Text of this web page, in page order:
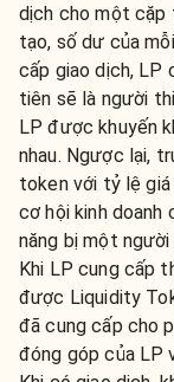
dịch cho một cặp
tạo, số dư của
cấp giao dịch, LP
tiên sẽ là người
LP được khuyến
nhau. Ngược lại,
token với tỷ lệ
cơ hội kinh doanh
năng bị một
Khi LP cung cấp
được Liquidity
đã cung cấp cho
đóng góp của LP